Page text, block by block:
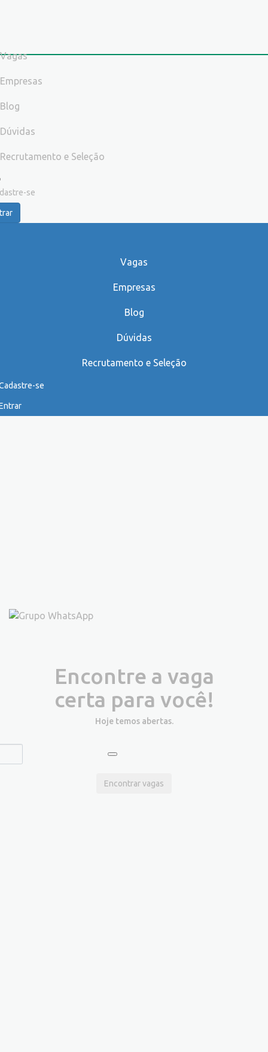
Vagas
Empresas
Blog
Dúvidas
Recrutamento e Seleção
se
Vagas
Empresas
Blog
Dúvidas
Recrutamento e Seleção
se
Encontre a vaga
certa para você!
Hoje temos abertas.
Encontrar vagas